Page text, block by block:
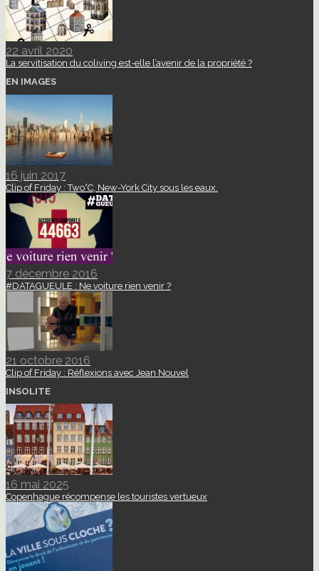
22 avril 2020
La servitisation du coliving est-elle l’avenir de la propriété ?
EN IMAGES
16 juin 2017
Clip of Friday : Two°C, New-York City sous les eaux.
7 décembre 2016
#DATAGUEULE : Ne voiture rien venir ?
21 octobre 2016
Clip of Friday : Réflexions avec Jean Nouvel
INSOLITE
16 mai 2025
Copenhague récompense les touristes vertueux